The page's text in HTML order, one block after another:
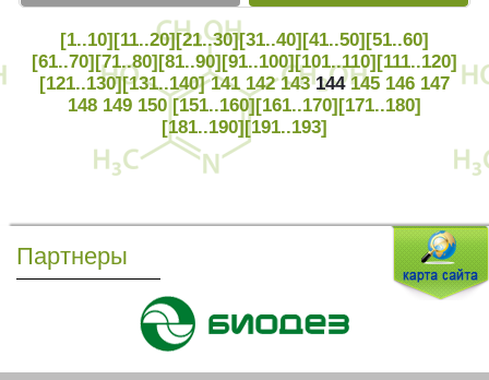
[1..10][11..20][21..30][31..40][41..50][51..60]
[61..70][71..80][81..90][91..100][101..110][111..120]
[121..130][131..140] 141 142 143 144 145 146 147
148 149 150 [151..160][161..170][171..180]
[181..190][191..193]
Партнеры